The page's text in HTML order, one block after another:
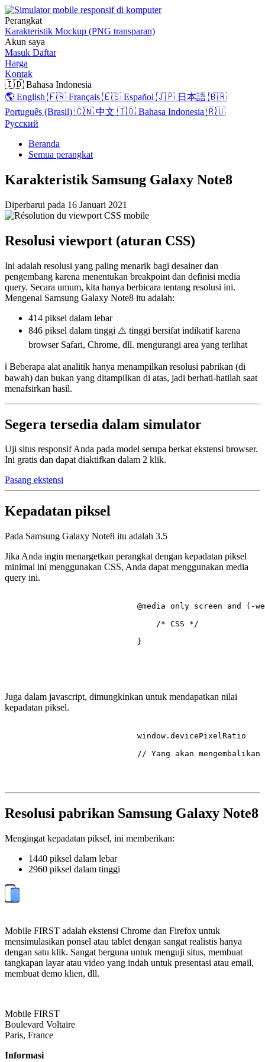
Perangkat
Karakteristik Mockup (PNG transparan)
Akun saya
Masuk Daftar
Harga
Kontak
🇮🇩 Bahasa Indonesia
🌎 English 🇫🇷 Français 🇪🇸 Español 🇯🇵 日本語 🇧🇷
Português (Brasil) 🇨🇳 中文 🇮🇩 Bahasa Indonesia 🇷🇺
Русский
Beranda
Semua perangkat
Karakteristik Samsung Galaxy Note8
Diperbarui pada 16 Januari 2021
Resolusi viewport (aturan CSS)
Ini adalah resolusi yang paling menarik bagi desainer dan
pengembang karena menentukan breakpoint dan definisi media
query. Secara umum, kita hanya berbicara tentang resolusi ini.
Mengenai Samsung Galaxy Note8 itu adalah:
414 piksel dalam lebar
846 piksel dalam tinggi ⚠️ tinggi bersifat indikatif karena
browser Safari, Chrome, dll. mengurangi area yang terlihat
ℹ️ Beberapa alat analitik hanya menampilkan resolusi pabrikan (di
bawah) dan bukan yang ditampilkan di atas, jadi berhati-hatilah saat
menafsirkan hasil.
Segera tersedia dalam simulator
Uji situs responsif Anda pada model serupa berkat ekstensi browser.
Ini gratis dan dapat diaktifkan dalam 2 klik.
Pasang ekstensi
Kepadatan piksel
Pada Samsung Galaxy Note8 itu adalah 3.5
Jika Anda ingin menargetkan perangkat dengan kepadatan piksel
minimal ini menggunakan CSS, Anda dapat menggunakan media
query ini.
@media only screen and (-
/* CSS */
                            }
Juga dalam javascript, dimungkinkan untuk mendapatkan nilai
kepadatan piksel.
                            window.
devicePixelRatio
// Yang akan mengembalikan
Resolusi pabrikan Samsung Galaxy Note8
Mengingat kepadatan piksel, ini memberikan:
1440 piksel dalam lebar
2960 piksel dalam tinggi
Mobile FIRST adalah ekstensi Chrome dan Firefox untuk
mensimulasikan ponsel atau tablet dengan sangat realistis hanya
dengan satu klik. Sangat berguna untuk menguji situs, membuat
tangkapan layar atau video yang indah untuk presentasi atau email,
membuat demo klien, dll.
Mobile FIRST
Boulevard Voltaire
Paris, France
Informasi